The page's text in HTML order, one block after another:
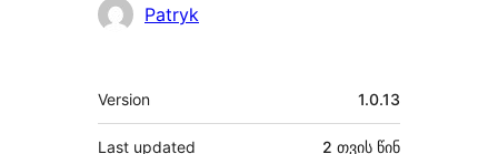
მონაწილეები
Patryk
მეტა
Version 1.0.13
Last updated 2 თვის წინ